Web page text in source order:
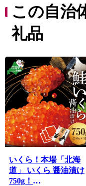
る「氷平線ウォーク
も魅力の１つです。
皆さんの応援で別海
きます！応援よろし
この自治
礼品
いくら！本場「北海
道」 いくら 醤油漬け
750g！